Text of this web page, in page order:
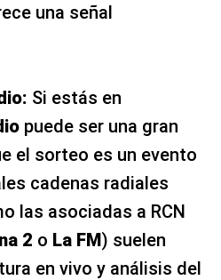
una señal
Si estás en
puede ser una gran
el sorteo es un evento
cadenas radiales
las asociadas a RCN
2 o La FM) suelen
en vivo y análisis del